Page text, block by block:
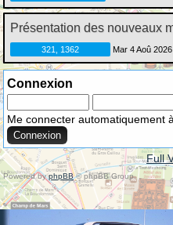
Présentation des nouveaux
321, 1362 Mar 4 Aoû
Connexion
Me connecter automatiquement
Full
Powered byphpBB© phpBB Group.